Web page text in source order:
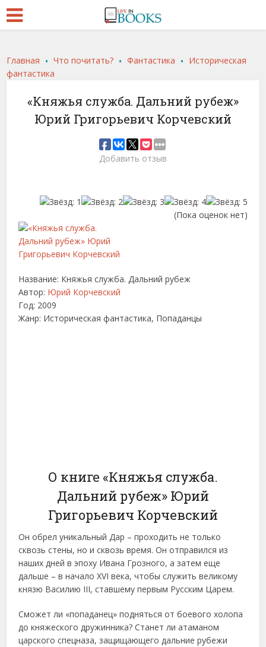
Главная .Что почитать? .Фантастика . Историческая
фантастика
«Княжья служба. Дальний рубеж»
Юрий Григорьевич Корчевский
Добавить отзыв
(Пока оценок нет)
Название: Княжья служба. Дальний рубеж
Автор: Юрий Корчевский
Год: 2009
Жанр: Историческая фантастика, Попаданцы
О книге «Княжья служба.
Дальний рубеж» Юрий
Григорьевич Корчевский
Он обрел уникальный Дар – проходить не только
сквозь стены, но и сквозь время. Он отправился из
наших дней в эпоху Ивана Грозного, а затем еще
дальше – в начало XVI века, чтобы служить великому
князю Василию III, ставшему первым Русским Царем.
Сможет ли «попаданец» подняться от боевого холопа
до княжеского дружинника? Станет ли атаманом
царского спецназа, защищающего дальние рубежи